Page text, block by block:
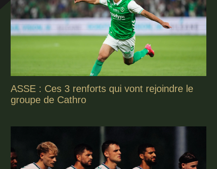
ASSE : Ces 3 renforts qui vont rejoindre le
groupe de Cathro